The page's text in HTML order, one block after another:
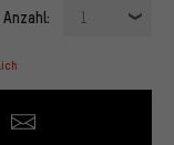
Anzahl: 1